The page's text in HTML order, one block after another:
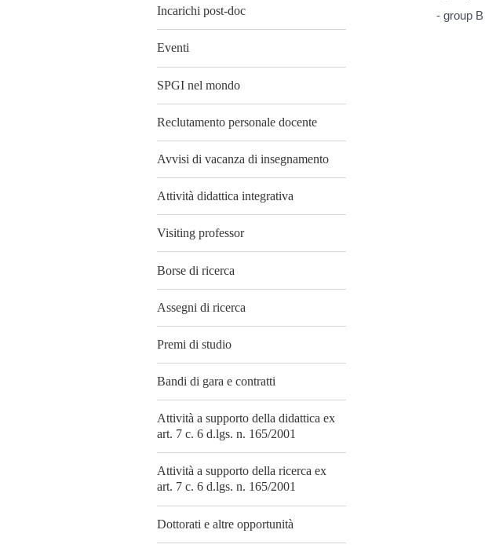
Incarichi post-doc
Eventi
SPGI nel mondo
Reclutamento personale docente
Avvisi di vacanza di insegnamento
Attività didattica integrativa
Visiting professor
Borse di ricerca
Assegni di ricerca
Premi di studio
Bandi di gara e contratti
Attività a supporto della didattica ex
art. 7 c. 6 d.lgs. n. 165/2001
Attività a supporto della ricerca ex
art. 7 c. 6 d.lgs. n. 165/2001
Dottorati e altre opportunità
- group